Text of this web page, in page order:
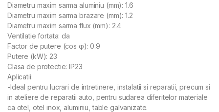
Diametru maxim sarma aluminiu (mm): 1.6
Diametru maxim sarma brazare (mm): 1.2
Diametru maxim sarma flux (mm): 2.4
Ventilatie fortata: da
Factor de putere (cos φ): 0.9
Putere (kW): 23
Clasa de protectie: IP23
Aplicatii:
-Ideal pentru lucrari de intretinere, instalatii si reparatii, precum si
in ateliere de reparatii auto, pentru sudarea diferitelor materiale
ca otel, otel inox, aluminiu, table galvanizate.